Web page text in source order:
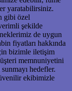
yaratabilirsiniz.
gibi özel
şekilde
de uygun
fiyatları hakkında
bizimle iletişim
memnuniyetini
hedefler.
ekibimizle